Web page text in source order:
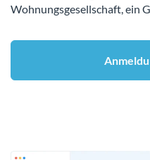
Wohnungsgesellschaft, ein